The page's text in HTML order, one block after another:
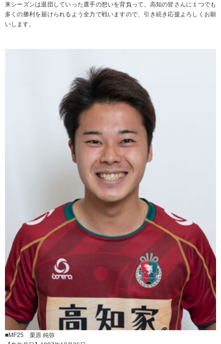
来シーズンは退団していった選手の想いを背負って、高知の皆さんに１つでも
多くの勝利を届けられるよう全力で戦いますので、引き続き応援よろしくお願
いします。
■MF25 栗原 純弥